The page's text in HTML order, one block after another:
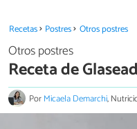
Recetas Postres Otros postres
Otros postres
Receta de
PorMicaela Demarchi,